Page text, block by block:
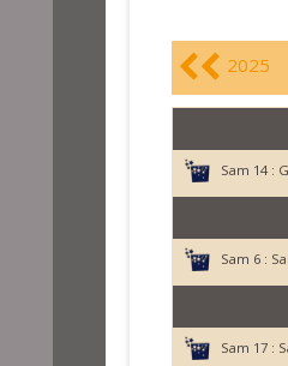
2025
Sam 14 :
Sam 6 :
Sam 17 :